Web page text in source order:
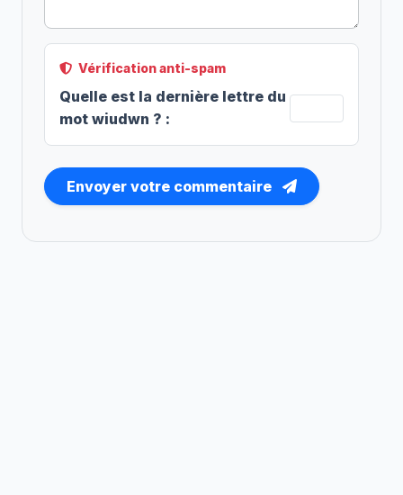
Vérification anti-spam
Quelle est la dernière lettre du
mot wiudwn ? :
Envoyer votre commentaire